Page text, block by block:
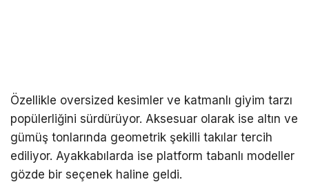
Özellikle oversized kesimler ve katmanlı giyim tarzı
popülerliğini sürdürüyor. Aksesuar olarak ise altın ve
gümüş tonlarında geometrik şekilli takılar tercih
ediliyor. Ayakkabılarda ise platform tabanlı modeller
gözde bir seçenek haline geldi.